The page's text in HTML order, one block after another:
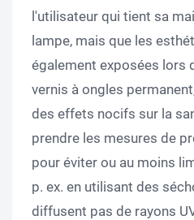
l'utilisateur qui tient sa
lampe, mais que les
également exposées lors
vernis à ongles
des effets nocifs sur la
prendre les mesures de
pour éviter ou au moins
p. ex. en utilisant des
diffusent pas de rayons